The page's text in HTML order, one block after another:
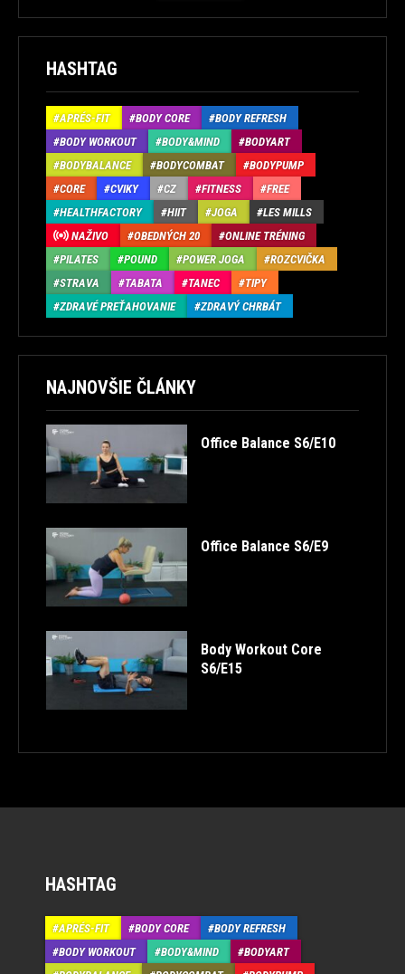
HASHTAG
APRÉS-FIT BODY CORE
BODY REFRESH
BODY WORKOUT
BODY&MIND
BODYART
BODYBALANCE
BODYCOMBAT
BODYPUMP
CORE
CVIKY CZ FITNESS
FREE
HEALTHFACTORY
HIIT JOGA
LES MILLS
NAŽIVO
OBEDNÝCH 20
ONLINE TRÉNING
PILATES
POUND POWER JOGA
ROZCVIČKA
STRAVA
TABATA TANEC
TIPY
ZDRAVÉ PREŤAHOVANIE
ZDRAVÝ CHRBÁT
NAJNOVŠIE ČLÁNKY
Office Balance S6/E10
Office Balance S6/E9
Body Workout Core
S6/E15
HASHTAG
APRÉS-FIT BODY CORE
BODY REFRESH
BODY WORKOUT
BODY&MIND
BODYART